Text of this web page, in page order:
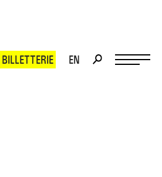
BILLETTERIE EN